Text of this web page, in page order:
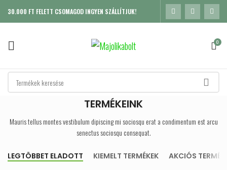
30.000 FT FELETT CSOMAGOD INGYEN SZÁLLÍTJUK!
0
TERMÉKEINK
Mauris tellus montes vestibulum dipiscing mi sociosqu erat a condimentum est arcu
senectus sociosqu consequat.
LEGTÖBBET ELADOTT KIEMELT TERMÉKEK AKCIÓS